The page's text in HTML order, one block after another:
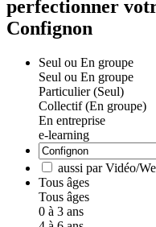
perfectionner
Confignon
Seul ou En groupe
Seul ou En groupe
Particulier (Seul)
Collectif (En groupe)
En entreprise
e-learning
aussi par Vidéo/
Tous âges
Tous âges
0 à 3 ans